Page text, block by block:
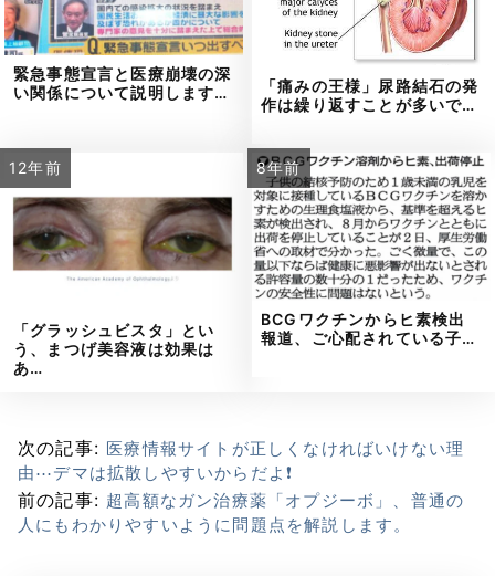
緊急事態宣言と医療崩壊の深
い関係について説明します…
「痛みの王様」尿路結石の発
作は繰り返すことが多いで…
12年前
「グラッシュビスタ」とい
う、まつげ美容液は効果は
あ…
8年前
BCGワクチンからヒ素検出
報道、ご心配されている子…
次の記事: 医療情報サイトが正しくなければいけない理
由⋯デマは拡散しやすいからだよ❗
前の記事: 超高額なガン治療薬「オプジーボ」、普通の
人にもわかりやすいように問題点を解説します。